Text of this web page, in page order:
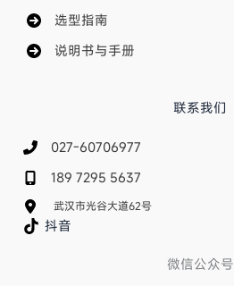
选型指南
说明书与手册
联系我们
027-60706977
189 7295 5637
武汉市光谷大道62号
抖音
微信公众号